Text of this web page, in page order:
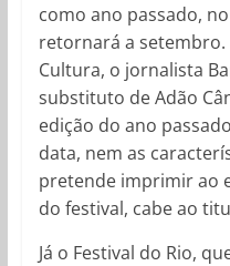
como ano passado,
retornará a
Cultura, o jornalista
substituto de Adão
edição do ano
data, nem as
pretende imprimir ao
do festival, cabe ao
Já o Festival do Rio,